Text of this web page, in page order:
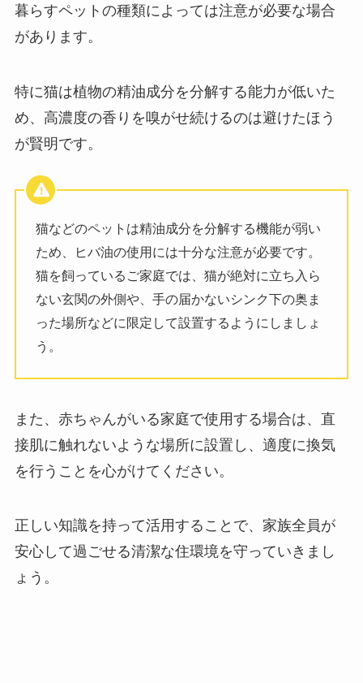
暮らすペットの種類によっては注意が必要な場合
があります。
特に猫は植物の精油成分を分解する能力が低いた
め、高濃度の香りを嗅がせ続けるのは避けたほう
が賢明です。
猫などのペットは精油成分を分解する機能が弱い
ため、ヒバ油の使用には十分な注意が必要です。
猫を飼っているご家庭では、猫が絶対に立ち入ら
ない玄関の外側や、手の届かないシンク下の奥ま
った場所などに限定して設置するようにしましょ
う。
また、赤ちゃんがいる家庭で使用する場合は、直
接肌に触れないような場所に設置し、適度に換気
を行うことを心がけてください。
正しい知識を持って活用することで、家族全員が
安心して過ごせる清潔な住環境を守っていきまし
ょう。